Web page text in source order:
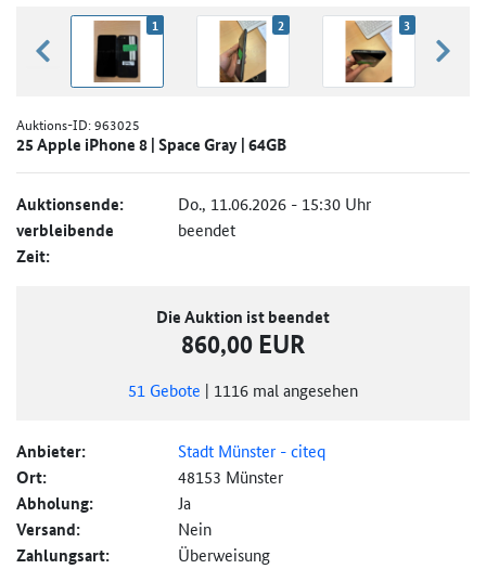
zurück blättern
1 2 3
Auktions-ID:963025
25 Apple iPhone 8 | Space Gray | 64GB
Auktionsende: Do., 11.06.2026 - 15:30 Uhr
verbleibende
Zeit:
beendet
Die Auktion ist beendet
860,00 EUR
51 Gebote | 1116 mal angesehen
Anbieter: Stadt Münster - citeq
Ort: 48153 Münster
Abholung: Ja
Versand: Nein
Zahlungsart: Überweisung